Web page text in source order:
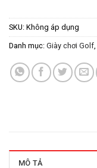
SKU: Không áp dụng
Danh mục: Giày chơi Golf
MÔ TẢ